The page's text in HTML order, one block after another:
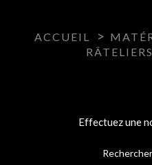
ACCUEIL
Effectuez une